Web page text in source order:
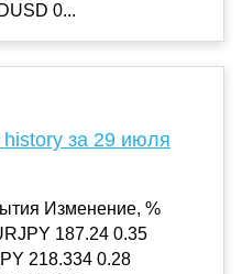
0...
за 29 июля
Изменение, %
187.24 0.35
218.334 0.28